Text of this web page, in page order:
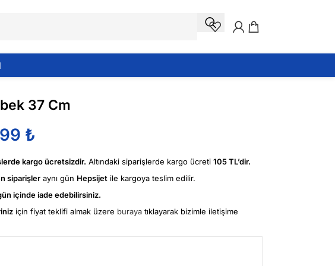
37 Cm
₺
kargo ücretsizdir. Altındaki siparişlerde kargo ücreti 105 TL’dir.
siparişler aynı gün Hepsijet ile kargoya teslim edilir.
gün içinde iade edebilirsiniz.
için fiyat teklifi almak üzere buraya tıklayarak bizimle iletişime